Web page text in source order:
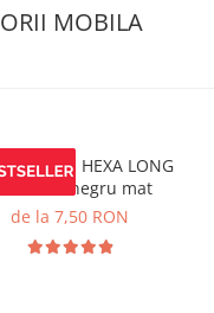
MOBILA
mobila HEXA LONG
mm, negru mat
de la 7,50 RON